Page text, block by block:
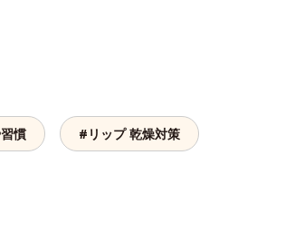
慣 #リップ 乾燥対策